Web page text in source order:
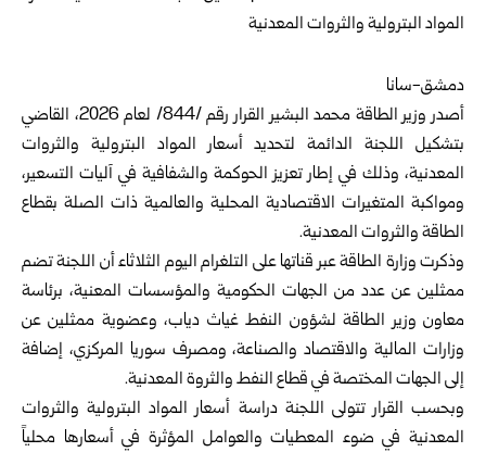
دمشق-سانا
أصدروزير الطاقة
محمد البشير القرار رقم /844/ لعام 2026، القاضي
بتشكيل اللجنة الدائمة لتحديد أسعار المواد البترولية والثروات
المعدنية، وذلك في إطار تعزيز الحوكمة والشفافية في آليات التسعير،
ومواكبة المتغيرات الاقتصادية المحلية والعالمية ذات الصلة بقطاع
الطاقة والثروات المعدنية.
وذكرتوزارة الطاقةعبر قناتها على التلغرام اليوم الثلاثاء أن اللجنة تضم
ممثلين عن عدد من الجهات الحكومية والمؤسسات المعنية، برئاسة
معاون وزير الطاقة لشؤون النفط غياث دياب، وعضوية ممثلين عن
وزارات المالية والاقتصاد والصناعة، ومصرف سوريا المركزي، إضافة
إلى الجهات المختصة في قطاع النفط والثروة المعدنية.
وبحسب القرار تتولى اللجنة دراسة أسعار المواد البترولية والثروات
المعدنية في ضوء المعطيات والعوامل المؤثرة في أسعارها محلياً